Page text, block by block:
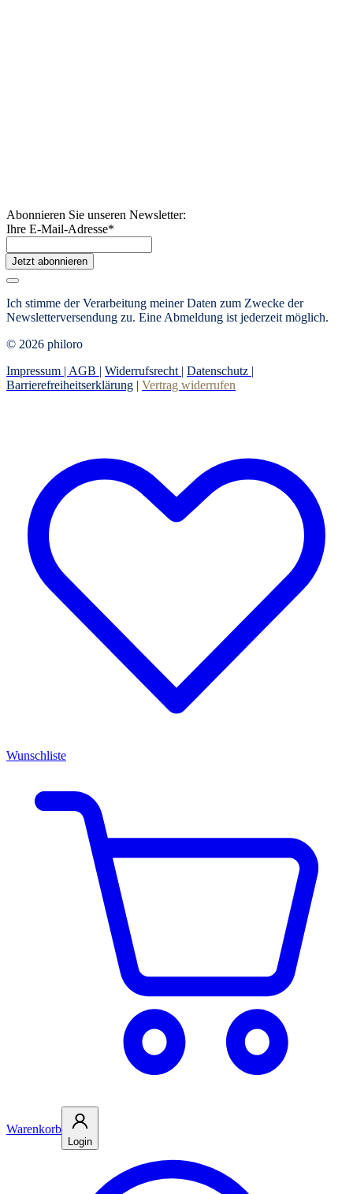
Abonnieren Sie unseren Newsletter:
Ihre E-Mail-Adresse*
Jetzt abonnieren
Ich stimme der Verarbeitung meiner Daten zum Zwecke der
Newsletterversendung zu. Eine Abmeldung ist jederzeit möglich.
© 2026 philoro
Impressum | AGB | Widerrufsrecht | Datenschutz |
Barrierefreiheitserklärung | Vertrag widerrufen
Wunschliste
Warenkorb
Login